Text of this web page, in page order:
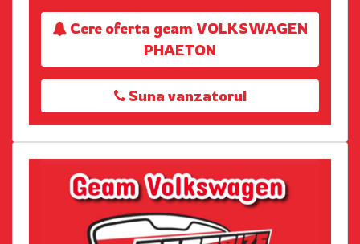
Cere oferta geam VOLKSWAGEN
PHAETON
Suna vanzatorul